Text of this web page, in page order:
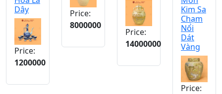
Dây
Price:
1200000
Price:
8000000
Price:
14000000
Kim Sa
Chạm
Nổi
Dát
Vàng
Price: